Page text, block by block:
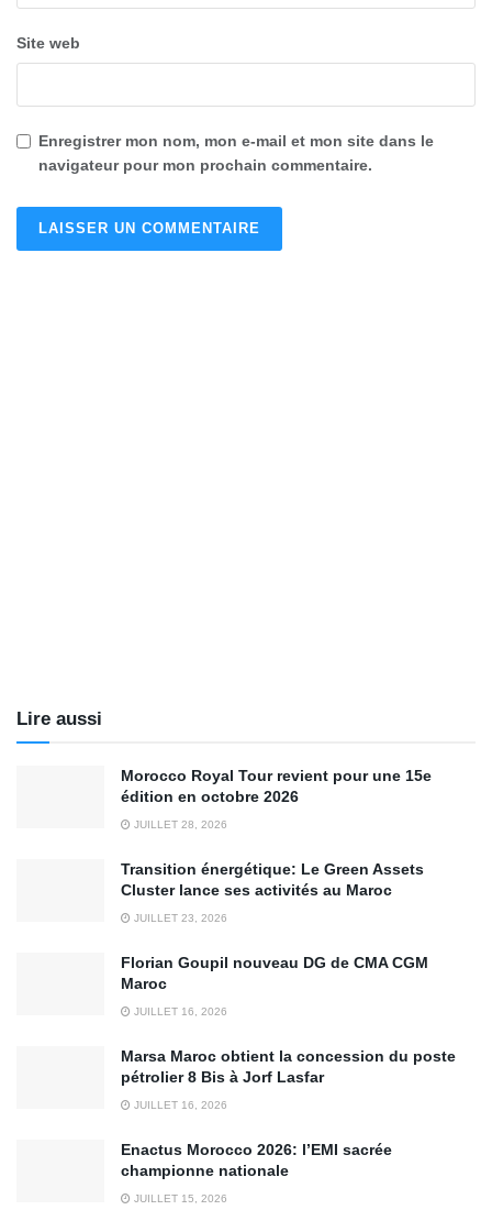
Site web
Enregistrer mon nom, mon e-mail et mon site dans le
navigateur pour mon prochain commentaire.
Lire aussi
Morocco Royal Tour revient pour une 15e
édition en octobre 2026
JUILLET 28, 2026
Transition énergétique: Le Green Assets
Cluster lance ses activités au Maroc
JUILLET 23, 2026
Florian Goupil nouveau DG de CMA CGM
Maroc
JUILLET 16, 2026
Marsa Maroc obtient la concession du poste
pétrolier 8 Bis à Jorf Lasfar
JUILLET 16, 2026
Enactus Morocco 2026: l’EMI sacrée
championne nationale
JUILLET 15, 2026